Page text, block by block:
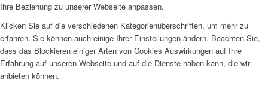
Ihre Beziehung zu unserer Webseite anpassen.
Klicken Sie auf die verschiedenen Kategorienüberschriften, um mehr zu
erfahren. Sie können auch einige Ihrer Einstellungen ändern. Beachten Sie,
dass das Blockieren einiger Arten von Cookies Auswirkungen auf Ihre
Erfahrung auf unseren Webseite und auf die Dienste haben kann, die wir
anbieten können.